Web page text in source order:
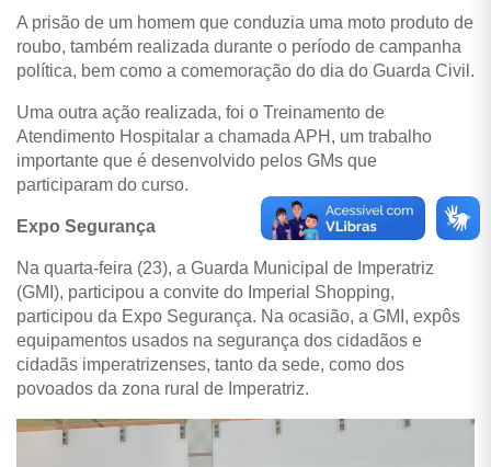
A prisão de um homem que conduzia uma moto produto de
roubo, também realizada durante o período de campanha
política, bem como a comemoração do dia do Guarda Civil.
Uma outra ação realizada, foi o Treinamento de
Atendimento Hospitalar a chamada APH, um trabalho
importante que é desenvolvido pelos GMs que
participaram do curso.
Expo Segurança
Na quarta-feira (23), a Guarda Municipal de Imperatriz
(GMI), participou a convite do Imperial Shopping,
participou da Expo Segurança. Na ocasião, a GMI, expôs
equipamentos usados na segurança dos cidadãos e
cidadãs imperatrizenses, tanto da sede, como dos
povoados da zona rural de Imperatriz.